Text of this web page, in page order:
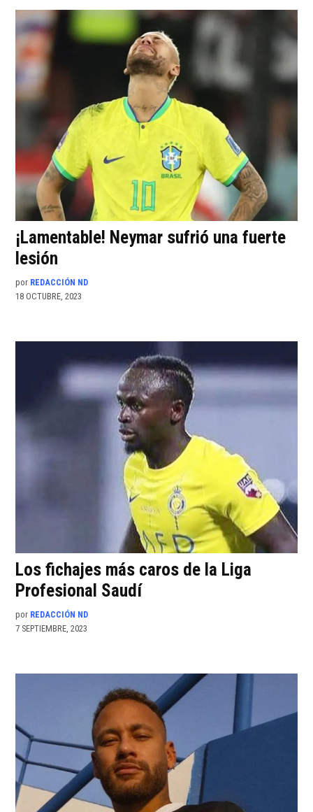
¡Lamentable! Neymar sufrió una fuerte
lesión
por REDACCIÓN ND
18 OCTUBRE, 2023
Los fichajes más caros de la Liga
Profesional Saudí
por REDACCIÓN ND
7 SEPTIEMBRE, 2023